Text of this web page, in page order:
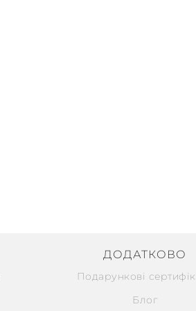
ДОДАТКОВО
Подарункові
Блог